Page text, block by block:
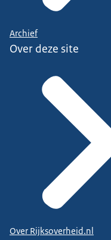
Archief
Over deze site
Over Rijksoverheid.nl